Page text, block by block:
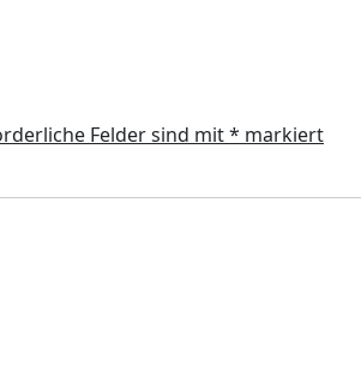
Felder sind mit* markiert